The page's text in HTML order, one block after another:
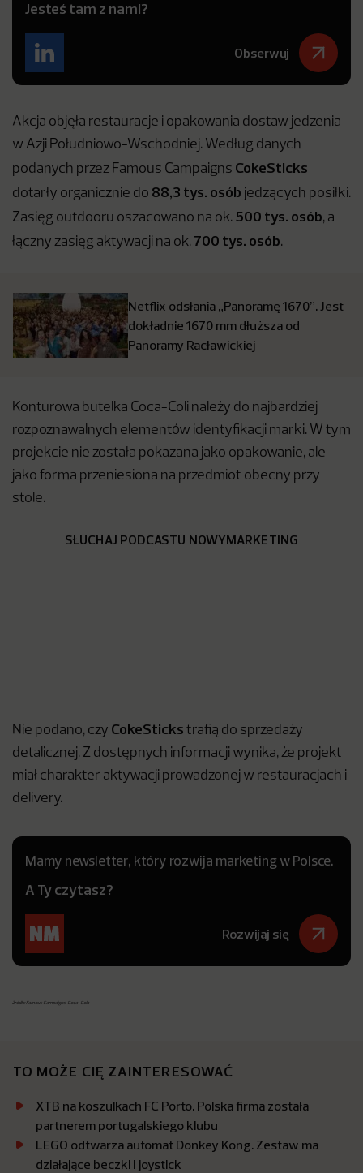
Jesteś tam z nami?
Obserwuj
Akcja objęła restauracje i opakowania dostaw jedzenia
w Azji Południowo-Wschodniej. Według danych
podanych przez Famous Campaigns CokeSticks
dotarły organicznie do 88,3 tys. osób jedzących posiłki.
Zasięg outdooru oszacowano na ok. 500 tys. osób, a
łączny zasięg aktywacji na ok. 700 tys. osób.
Netflix odsłania „Panoramę 1670”. Jest
dokładnie 1670 mm dłuższa od
Panoramy Racławickiej
Konturowa butelka Coca-Coli należy do najbardziej
rozpoznawalnych elementów identyfikacji marki. W tym
projekcie nie została pokazana jako opakowanie, ale
jako forma przeniesiona na przedmiot obecny przy
stole.
SŁUCHAJ PODCASTU NOWYMARKETING
Nie podano, czy CokeSticks trafią do sprzedaży
detalicznej. Z dostępnych informacji wynika, że projekt
miał charakter aktywacji prowadzonej w restauracjach i
delivery.
Mamy newsletter, który rozwija marketing w Polsce.
A Ty czytasz?
Rozwijaj się
Źródło: Famous Campaigns, Coca-Cola
TO MOŻE CIĘ ZAINTERESOWAĆ
XTB na koszulkach FC Porto. Polska firma została
partnerem portugalskiego klubu
LEGO odtwarza automat Donkey Kong. Zestaw ma
działające beczki i joystick